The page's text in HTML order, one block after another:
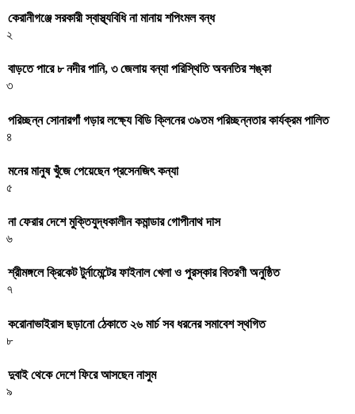
কেরানীগঞ্জে সরকারী স্বাস্থ্যবিধি না মানায় শপিংমল বন্ধ
২
বাড়তে পারে ৮ নদীর পানি, ৩ জেলায় বন্যা পরিস্থিতি অবনতির শঙ্কা
৩
পরিচ্ছন্ন সোনারগাঁ গড়ার লক্ষ্যে বিডি ক্লিনের ৩৯তম পরিচ্ছন্নতার কার্যক্রম পালিত
৪
মনের মানুষ খুঁজে পেয়েছেন প্রসেনজিৎ কন্যা
৫
না ফেরার দেশে মুক্তিযুদ্ধকালীন কমান্ডার গোপীনাথ দাস
৬
শ্রীমঙ্গলে ক্রিকেট টুর্নামেন্টের ফাইনাল খেলা ও পুরস্কার বিতরণী অনুষ্ঠিত
৭
করোনাভাইরাস ছড়ানো ঠেকাতে ২৬ মার্চ সব ধরনের সমাবেশ স্থগিত
৮
দুবাই থেকে দেশে ফিরে আসছেন নাসুম
৯